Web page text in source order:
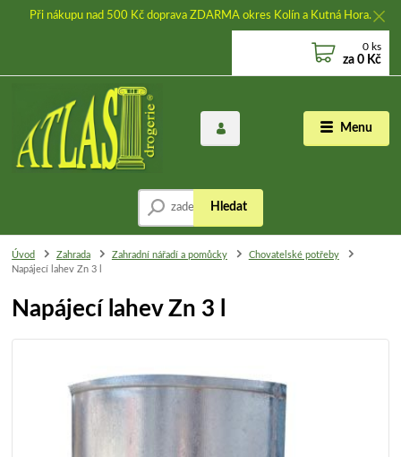
Při nákupu nad 500 Kč doprava ZDARMA okres Kolín a Kutná Hora.
Menu
Hledat
0 ks
za 0 Kč
Úvod Zahrada Zahradní nářadí a pomůcky
Chovatelské potřeby
Napájecí lahev Zn 3 l
Napájecí lahev Zn 3 l